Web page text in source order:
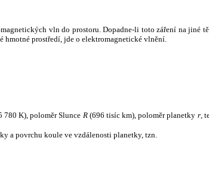
vln do prostoru. Dopadne-li toto záření na jiné
hmotné prostředí, jde o elektromagnetické vlnění.
780 K), poloměr Slunce R(696 tisíc km), poloměr planetky r,
a povrchu koule ve vzdálenosti planetky, tzn.